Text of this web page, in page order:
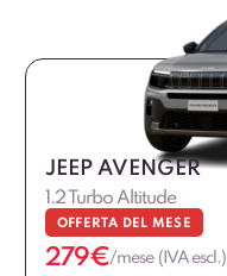
JEEP AVENGER
1.2 Turbo Altitude
OFFERTA DEL MESE
279€/mese (IVA escl.)